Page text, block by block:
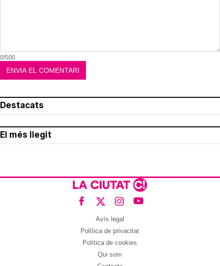
0/500
Destacats
El més llegit
Avís legal
Política de privacitat
Política de cookies
Qui som